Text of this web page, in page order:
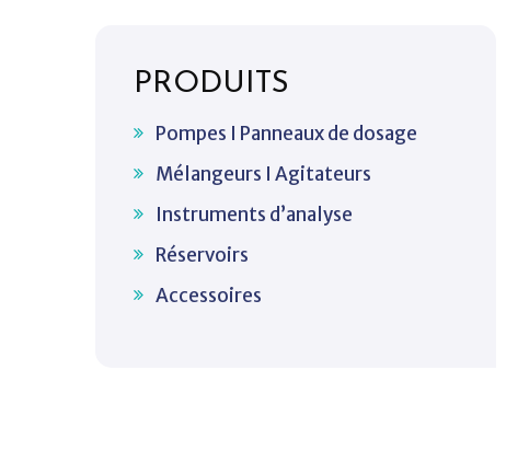
PRODUITS
Pompes I Panneaux de dosage
Mélangeurs I Agitateurs
Instruments d’analyse
Réservoirs
Accessoires